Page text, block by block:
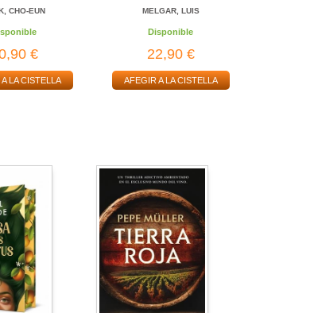
CHO-EUN
€
LA CISTELLA
MELGAR, LUIS
Disponible
22,90 €
AFEGIR A LA CISTELLA